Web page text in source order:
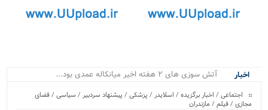
اخبار
آتش‌ سوزی‌ های ۲ هفته اخیر میانکاله عمدی بود...
اجتماعی / اخبار برگزیده / اسلایدر / پزشکی / پیشنهاد سردبیر / سیاسی /فضای
مجازی /فیلم / مازندران